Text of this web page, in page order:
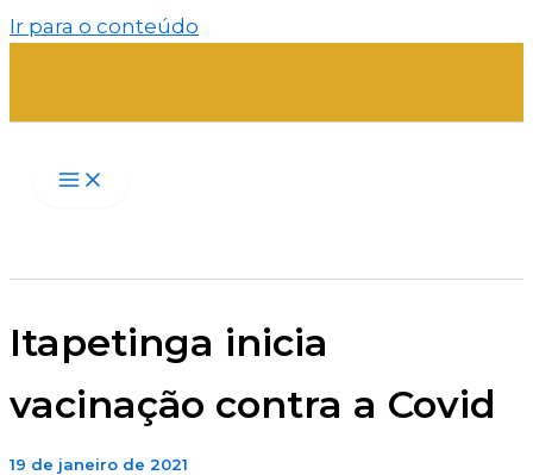
Ir para o conteúdo
Itapetinga inicia
vacinação contra a Covid
19 de janeiro de 2021